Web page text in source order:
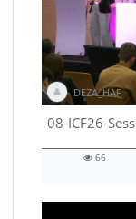
DEZA_HAF
01:14:16 duration
66